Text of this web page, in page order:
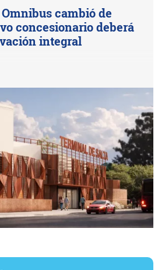
cambió de
concesionario deberá
integral